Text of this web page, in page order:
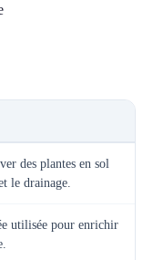
des plantes en sol
le drainage.
utilisée pour enrichir